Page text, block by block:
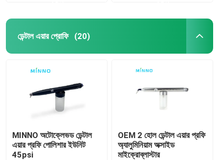
ডেন্টাল এয়ার প্রোফি (20)
MINNO অটোক্লেভড ডেন্টাল
এয়ার প্রফি পোলিশার ইউনিট
45psi
OEM 2 হোল ডেন্টাল এয়ার প্রফি
অ্যালুমিনিয়াম অক্সাইড
মাইক্রোব্লাস্টার